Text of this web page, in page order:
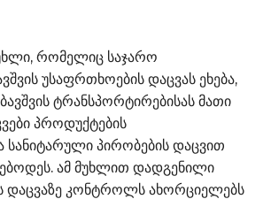
რომელიც საჯარო
უსაფრთხოების დაცვას ეხება,
ტრანსპორტირებისას მათი
პროდუქტების
სანიტარული პირობების დაცვით
ამ მუხლით დადგენილი
დაცვაზე კონტროლს ახორციელებს